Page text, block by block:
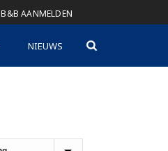
B&B AANMELDEN
NIEUWS